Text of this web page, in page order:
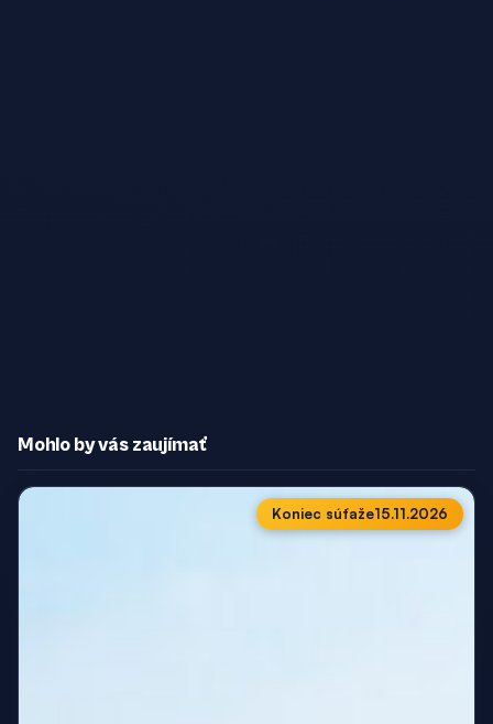
Mohlo by vás zaujímať
Koniec súťaže15.11.2026